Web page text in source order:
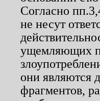
Согласно
не несут
ущемляющих
они являются
фрагментов,